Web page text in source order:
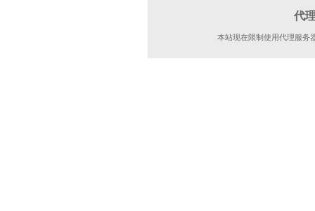
代
本站现在限制使用代理服务